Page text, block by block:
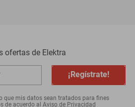
ofertas de Elektra
¡Regístrate!
que mis datos sean tratados para fines
de acuerdo al Aviso de Privacidad